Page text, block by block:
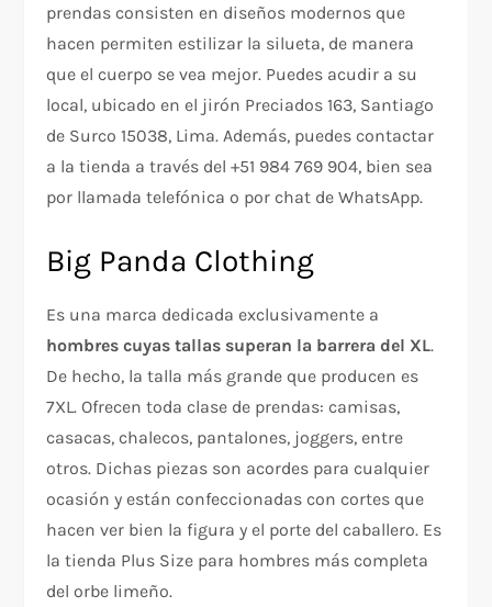
prendas consisten en diseños modernos que
hacen permiten estilizar la silueta, de manera
que el cuerpo se vea mejor. Puedes acudir a su
local, ubicado en el jirón Preciados 163, Santiago
de Surco 15038, Lima. Además, puedes contactar
a la tienda a través del +51 984 769 904, bien sea
por llamada telefónica o por chat de WhatsApp.
Big Panda Clothing
Es una marca dedicada exclusivamente a
hombres cuyas tallas superan la barrera del XL.
De hecho, la talla más grande que producen es
7XL. Ofrecen toda clase de prendas: camisas,
casacas, chalecos, pantalones, joggers, entre
otros. Dichas piezas son acordes para cualquier
ocasión y están confeccionadas con cortes que
hacen ver bien la figura y el porte del caballero. Es
la tienda Plus Size para hombres más completa
del orbe limeño.